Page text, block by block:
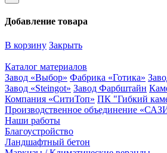
Добавление товара
В корзину Закрыть
Каталог материалов
Завод «Выбор» Фабрика «Готика»
Завод «Steingot» Завод Фарбштайн
Компания «СитиТоп» ПК "Гибкий
Производственное объединение
Наши работы
Благоустройство
Ландшафтный бетон